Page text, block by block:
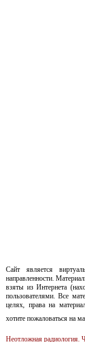
Сайт является
направленности.
взяты из Интернета
пользователями. Все
целях, права на
хотите пожаловаться на
Неотложная радиология.